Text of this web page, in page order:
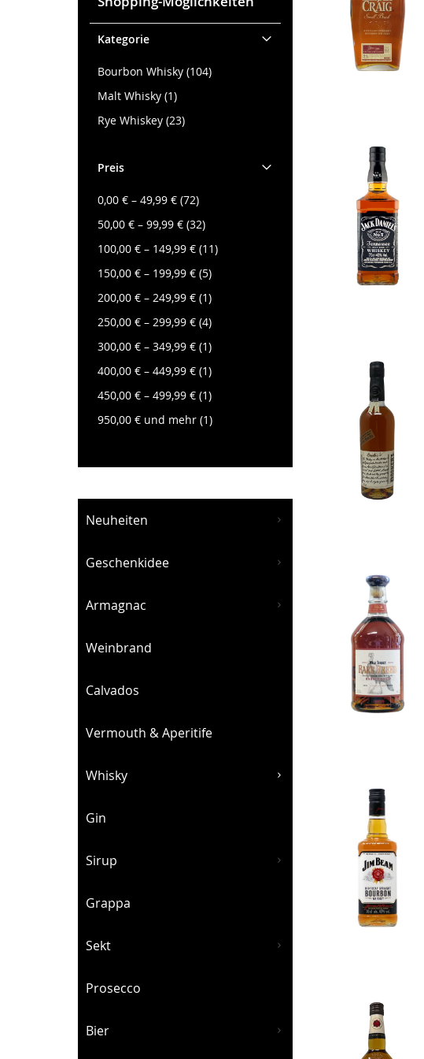
Neuheiten
Geschenkidee
Armagnac
Weinbrand
Calvados
Vermouth & Aperitife
Whisky
Gin
Sirup
Grappa
Sekt
Prosecco
Bier
Kategorie
Bourbon Whisky 104Artikel
Malt Whisky 1Artikel
Rye Whiskey 23Artikel
Preis
0,00 € – 49,99 € 72Artikel
50,00 € – 99,99 € 32Artikel
100,00 € – 149,99 € 11Artikel
150,00 € – 199,99 € 5Artikel
200,00 € – 249,99 € 1Artikel
250,00 € – 299,99 € 4Artikel
300,00 € – 349,99 € 1Artikel
400,00 € – 449,99 € 1Artikel
450,00 € – 499,99 € 1Artikel
950,00 € und mehr 1Artikel